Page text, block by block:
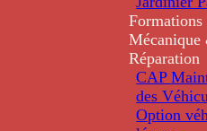
Formations
Mécanique
Réparation
CAP
des
Option